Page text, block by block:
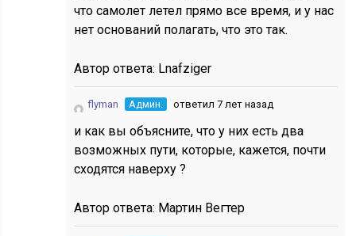
что самолет летел прямо все время, и у нас
нет оснований полагать, что это так.
Автор ответа: Lnafziger
flyman Админ. ответил 7 лет назад
и как вы объясните, что у них есть два
возможных пути, которые, кажется, почти
сходятся наверху ?
Автор ответа: Мартин Вегтер